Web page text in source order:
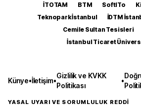
İTOTAM BTM SoftITo
Teknopark İstanbul
İDTM
Cemile Sultan Tesisleri
İstanbul Ticaret
Künye•İletişim•
Gizlilik ve KVKK
Politikası
•
YASAL UYARI VE SORUMLULUK REDDİ